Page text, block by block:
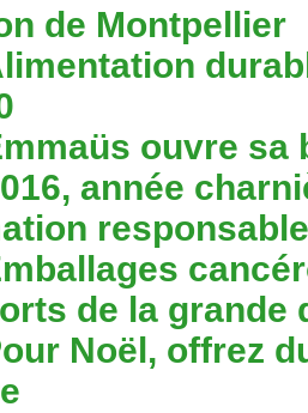
de Montpellier
ouvre sa
année
de la grande
Noël, offrez